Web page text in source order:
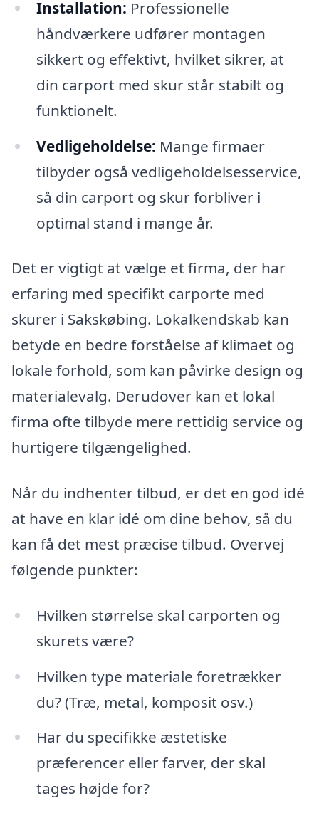
Installation: Professionelle
håndværkere udfører montagen
sikkert og effektivt, hvilket sikrer, at
din carport med skur står stabilt og
funktionelt.
Vedligeholdelse: Mange firmaer
tilbyder også vedligeholdelsesservice,
så din carport og skur forbliver i
optimal stand i mange år.
Det er vigtigt at vælge et firma, der har
erfaring med specifikt carporte med
skurer i Sakskøbing. Lokalkendskab kan
betyde en bedre forståelse af klimaet og
lokale forhold, som kan påvirke design og
materialevalg. Derudover kan et lokal
firma ofte tilbyde mere rettidig service og
hurtigere tilgængelighed.
Når du indhenter tilbud, er det en god idé
at have en klar idé om dine behov, så du
kan få det mest præcise tilbud. Overvej
følgende punkter:
Hvilken størrelse skal carporten og
skurets være?
Hvilken type materiale foretrækker
du? (Træ, metal, komposit osv.)
Har du specifikke æstetiske
præferencer eller farver, der skal
tages højde for?